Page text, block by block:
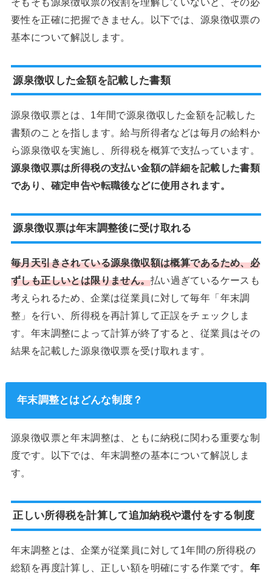
要性を正確に把握できません。以下では、源泉徴収票の
基本について解説します。
源泉徴収した金額を記載した書類
源泉徴収票とは、1年間で源泉徴収した金額を記載した
書類のことを指します。給与所得者などは毎月の給料か
ら源泉徴収を実施し、所得税を概算で支払っています。
源泉徴収票は所得税の支払い金額の詳細を記載した書類
であり、確定申告や転職後などに使用されます。
源泉徴収票は年末調整後に受け取れる
毎月天引きされている源泉徴収額は概算であるため、必
ずしも正しいとは限りません。払い過ぎているケースも
考えられるため、企業は従業員に対して毎年「年末調
整」を行い、所得税を再計算して正誤をチェックしま
す。年末調整によって計算が終了すると、従業員はその
結果を記載した源泉徴収票を受け取れます。
年末調整とはどんな制度？
源泉徴収票と年末調整は、ともに納税に関わる重要な制
度です。以下では、年末調整の基本について解説しま
す。
正しい所得税を計算して追加納税や還付をする制度
年末調整とは、企業が従業員に対して1年間の所得税の
総額を再度計算し、正しい額を明確にする作業です。 年